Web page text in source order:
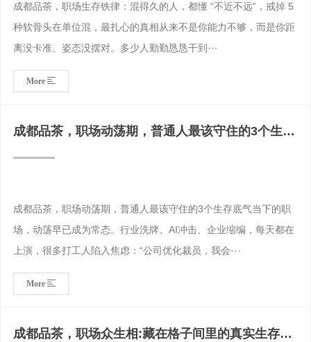
成都品茶，职场生存铁律：混得久的人，都懂 “不近不远”，戒掉 5
种软骨头在单位混，最扎心的真相从来不是你能力不够，而是你距
离没卡准、姿态没摆对。多少人勤勤恳恳干到···
More
成都品茶，职场动荡期，普通人最该守住的3个生存
底气
成都品茶，职场动荡期，普通人最该守住的3个生存底气当下的职
场，动荡早已成为常态。行业洗牌、AI冲击、企业缩编，每天都在
上演，很多打工人陷入焦虑：“公司优化裁员，我会···
More
成都品茶，职场众生相:藏在格子间里的真实生存法